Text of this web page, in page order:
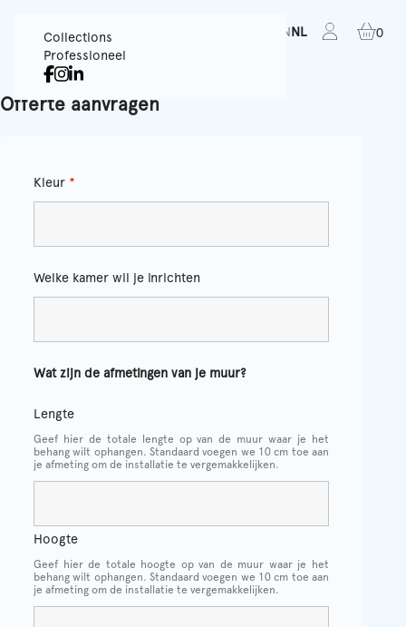
Collections
Professioneel
EN NL 0
Offerte aanvragen
Kleur *
Welke kamer wil je inrichten
Wat zijn de afmetingen van je muur?
Lengte
Geef hier de totale lengte op van de muur waar je het
behang wilt ophangen. Standaard voegen we 10 cm toe aan
je afmeting om de installatie te vergemakkelijken.
Hoogte
Geef hier de totale hoogte op van de muur waar je het
behang wilt ophangen. Standaard voegen we 10 cm toe aan
je afmeting om de installatie te vergemakkelijken.